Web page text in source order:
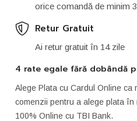
orice comandă de minim
Retur Gratuit
Ai retur gratuit în 14 zile
4 rate egale fără dobândă
Alege Plata cu Cardul Online ca
comenzii pentru a alege plata
100% Online cu TBI Bank.